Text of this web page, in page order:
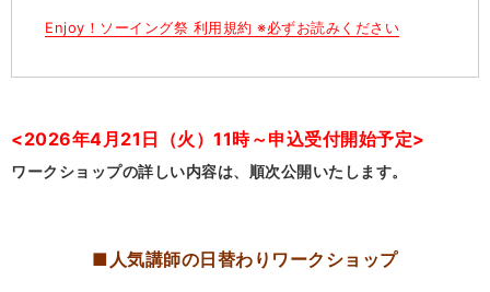
Enjoy！ソーイング祭 利用規約 ※必ずお読みください
<2026年4月21日（火）11時～申込受付開始予定>
ワークショップの詳しい内容は、順次公開いたします。
■人気講師の日替わりワークショップ